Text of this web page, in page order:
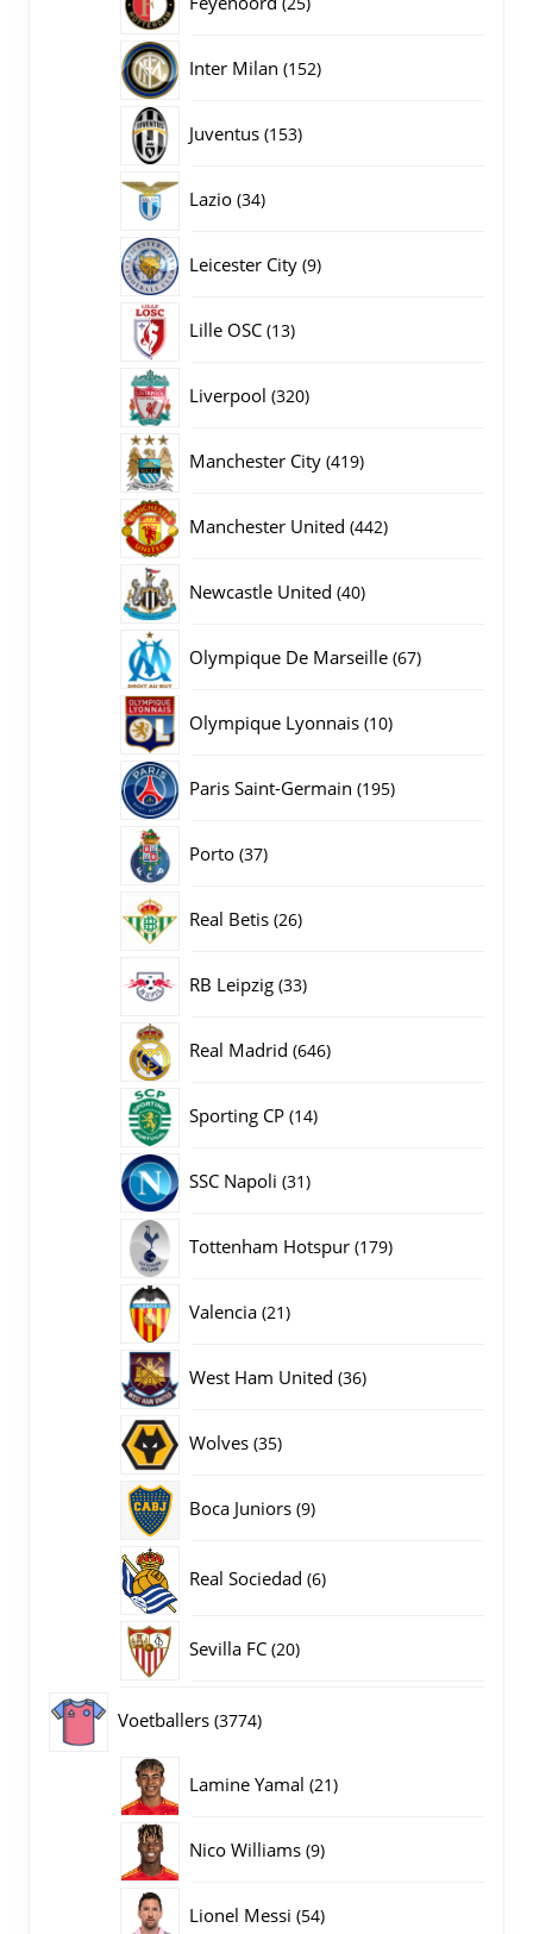
Inter Milan 152152
Juventus 153153
Lazio 3434
Leicester City 99
Lille OSC 1313
Liverpool 320320
Manchester City 419419
Manchester United 442442
Newcastle United 4040
Olympique De Marseille 6767
Olympique Lyonnais 1010
Paris Saint-Germain 195195
Porto 3737
Real Betis 2626
RB Leipzig 3333
Real Madrid 646646
Sporting CP 1414
SSC Napoli 3131
Tottenham Hotspur 179179
Valencia 2121
West Ham United 3636
Wolves 3535
Boca Juniors 99
Real Sociedad 66
Sevilla FC 2020
Voetballers 37743774
Lamine Yamal 2121
Nico Williams 99
Lionel Messi 5454